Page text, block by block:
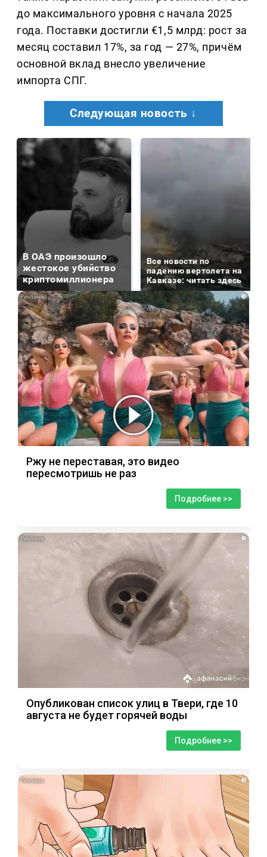
до максимального уровня с начала 2025
года. Поставки достигли €1,5 млрд: рост за
месяц составил 17%, за год — 27%, причём
основной вклад внесло увеличение
импорта СПГ.
Следующая новость ↓
В ОАЭ произошло
жестокое убийство
криптомиллионера
Все новости по
падению вертолета на
Кавказе: читать здесь
i
Ржу не переставая, это видео
пересмотришь не раз
Подробнее >>
i
Опубликован список улиц в Твери, где 10
августа не будет горячей воды
Подробнее >>
i